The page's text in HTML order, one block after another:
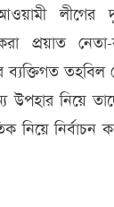
লীগের
প্রয়াত নেতা-
তহবিল
উপহার নিয়ে
নিয়ে নির্বাচন